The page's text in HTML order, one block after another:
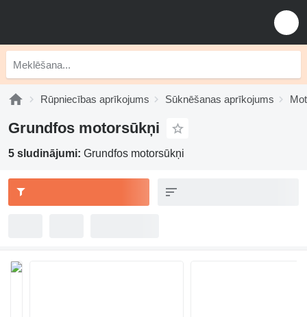
Rūpniecības aprīkojums Sūknēšanas aprīkojums
Grundfos motorsūkņi
5 sludinājumi: Grundfos motorsūkņi